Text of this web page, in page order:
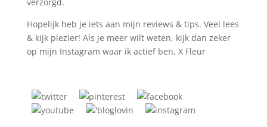
verzorgd.
Hopelijk heb je iets aan mijn reviews & tips. Veel lees
& kijk plezier! Als je meer wilt weten, kijk dan zeker
op mijn Instagram waar ik actief ben, X Fleur